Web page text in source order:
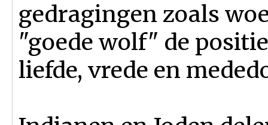
gedragingen zoals
"goede wolf" de
liefde, vrede en